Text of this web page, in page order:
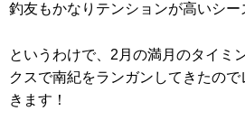
釣友もかなりテンションが高いシー
というわけで、2月の満月のタイミ
クスで南紀をランガンしてきたの
きます！